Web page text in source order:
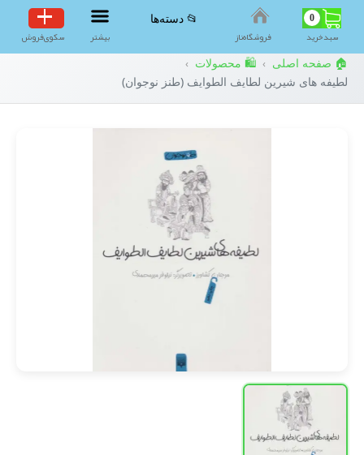
0
سبد‌خرید فروشگاه‌ناز
📂 دسته‌ها
بیشتر سکوی‌فروش
🏠 صفحه اصلی › 🛍️ محصولات ›
لطیفه های شیرین لطایف الطوایف (طنز نوجوان)